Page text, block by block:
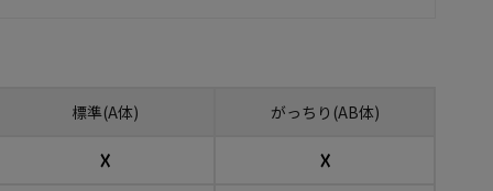
標準(A体) がっちり(AB体)
☓ ☓